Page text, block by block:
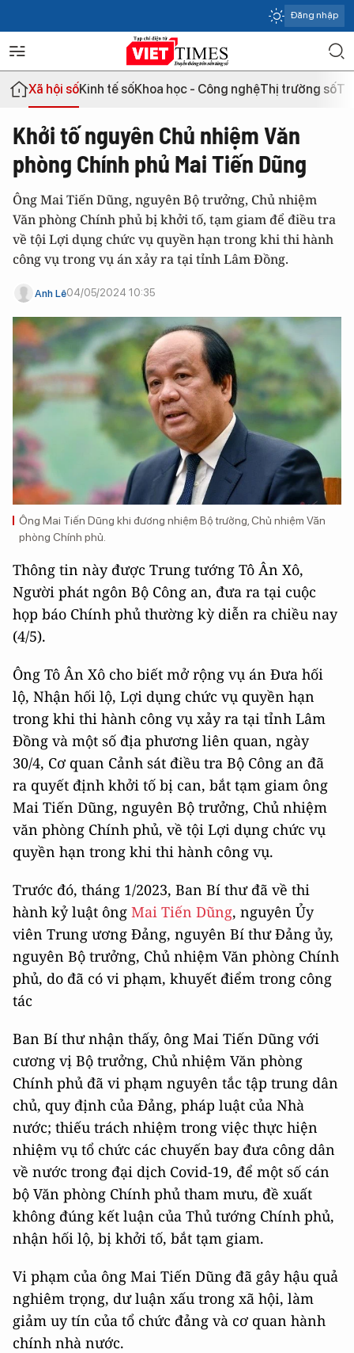
Đăng nhập
Xã hội sốKinh tế sốKhoa học - Công nghệThị trường số
Khởi tố nguyên Chủ nhiệm Văn
phòng Chính phủ Mai Tiến Dũng
Ông Mai Tiến Dũng, nguyên Bộ trưởng, Chủ nhiệm
Văn phòng Chính phủ bị khởi tố, tạm giam để điều tra
về tội Lợi dụng chức vụ quyền hạn trong khi thi hành
công vụ trong vụ án xảy ra tại tỉnh Lâm Đồng.
Anh Lê04/05/2024 10:35
Ông Mai Tiến Dũng khi đương nhiệm Bộ trưởng, Chủ nhiệm Văn
phòng Chính phủ.
Thông tin này được Trung tướng Tô Ân Xô,
Người phát ngôn Bộ Công an, đưa ra tại cuộc
họp báo Chính phủ thường kỳ diễn ra chiều nay
(4/5).
Ông Tô Ân Xô cho biết mở rộng vụ án Đưa hối
lộ, Nhận hối lộ, Lợi dụng chức vụ quyền hạn
trong khi thi hành công vụ xảy ra tại tỉnh Lâm
Đồng và một số địa phương liên quan, ngày
30/4, Cơ quan Cảnh sát điều tra Bộ Công an đã
ra quyết định khởi tố bị can, bắt tạm giam ông
Mai Tiến Dũng, nguyên Bộ trưởng, Chủ nhiệm
văn phòng Chính phủ, về tội Lợi dụng chức vụ
quyền hạn trong khi thi hành công vụ.
Trước đó, tháng 1/2023, Ban Bí thư đã về thi
hành kỷ luật ông Mai Tiến Dũng, nguyên Ủy
viên Trung ương Đảng, nguyên Bí thư Đảng ủy,
nguyên Bộ trưởng, Chủ nhiệm Văn phòng Chính
phủ, do đã có vi phạm, khuyết điểm trong công
tác
Ban Bí thư nhận thấy, ông Mai Tiến Dũng với
cương vị Bộ trưởng, Chủ nhiệm Văn phòng
Chính phủ đã vi phạm nguyên tắc tập trung dân
chủ, quy định của Đảng, pháp luật của Nhà
nước; thiếu trách nhiệm trong việc thực hiện
nhiệm vụ tổ chức các chuyến bay đưa công dân
về nước trong đại dịch Covid-19, để một số cán
bộ Văn phòng Chính phủ tham mưu, đề xuất
không đúng kết luận của Thủ tướng Chính phủ,
nhận hối lộ, bị khởi tố, bắt tạm giam.
Vi phạm của ông Mai Tiến Dũng đã gây hậu quả
nghiêm trọng, dư luận xấu trong xã hội, làm
giảm uy tín của tổ chức đảng và cơ quan hành
chính nhà nước.